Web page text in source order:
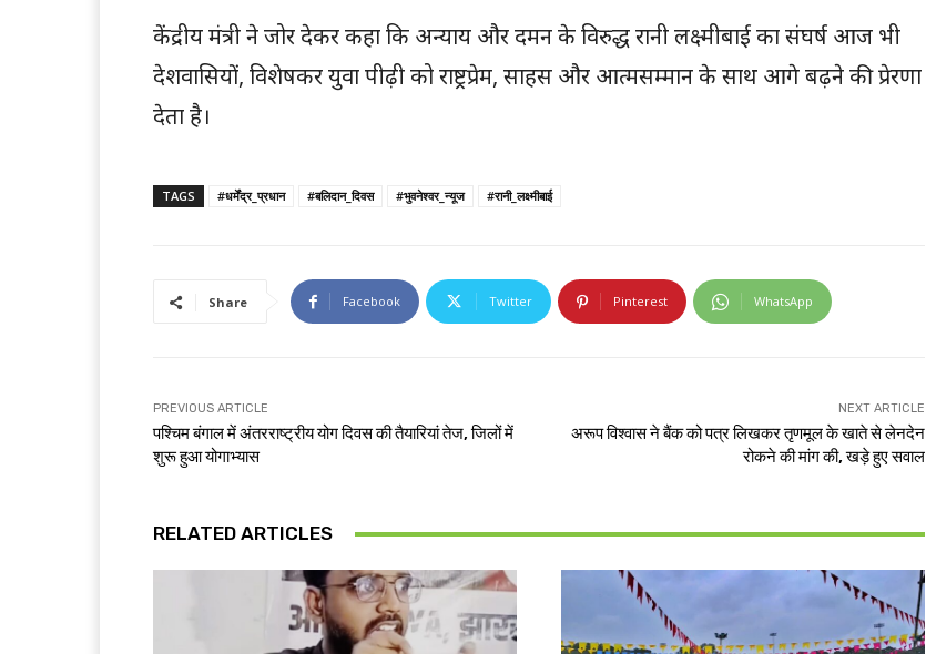
केंद्रीय मंत्री ने जोर देकर कहा कि अन्याय और दमन के विरुद्ध रानी लक्ष्मीबाई का संघर्ष आज भी
देशवासियों, विशेषकर युवा पीढ़ी को राष्ट्रप्रेम, साहस और आत्मसम्मान के साथ आगे बढ़ने की प्रेरणा
देता है।
TAGS #धर्मेंद्र_प्रधान #बलिदान_दिवस #भुवनेश्वर_न्यूज #रानी_लक्ष्मीबाई
Share Facebook Twitter Pinterest WhatsApp
PREVIOUS ARTICLE
पश्चिम बंगाल में अंतरराष्ट्रीय योग दिवस की तैयारियां तेज, जिलों में
शुरू हुआ योगाभ्यास
NEXT ARTICLE
अरूप विश्वास ने बैंक को पत्र लिखकर तृणमूल के खाते से लेनदेन
रोकने की मांग की, खड़े हुए सवाल
RELATED ARTICLES